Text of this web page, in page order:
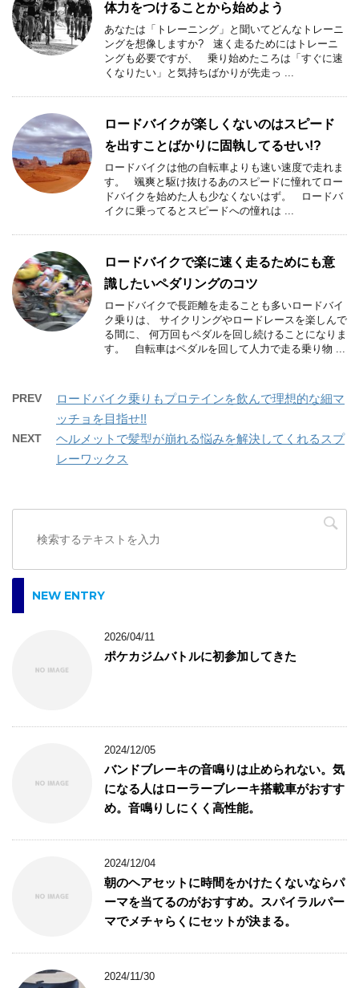
体力をつけることから始めよう
あなたは「トレーニング」と聞いてどんなトレーニ
ングを想像しますか? 速く走るためにはトレーニ
ングも必要ですが、 乗り始めたころは「すぐに速
くなりたい」と気持ちばかりが先走っ ...
ロードバイクが楽しくないのはスピード
を出すことばかりに固執してるせい!?
ロードバイクは他の自転車よりも速い速度で走れま
す。 颯爽と駆け抜けるあのスピードに憧れてロー
ドバイクを始めた人も少なくないはず。 ロードバ
イクに乗ってるとスピードへの憧れは ...
ロードバイクで楽に速く走るためにも意
識したいペダリングのコツ
ロードバイクで長距離を走ることも多いロードバイ
ク乗りは、 サイクリングやロードレースを楽しんで
る間に、 何万回もペダルを回し続けることになりま
す。 自転車はペダルを回して人力で走る乗り物 ...
PREV
ロードバイク乗りもプロテインを飲んで理想的な細マ
ッチョを目指せ!!
NEXT
ヘルメットで髪型が崩れる悩みを解決してくれるスプ
レーワックス
NEW ENTRY
2026/04/11
ポケカジムバトルに初参加してきた
2024/12/05
バンドブレーキの音鳴りは止められない。気
になる人はローラーブレーキ搭載車がおすす
め。音鳴りしにくく高性能。
2024/12/04
朝のヘアセットに時間をかけたくないならパ
ーマを当てるのがおすすめ。スパイラルパー
マでメチャらくにセットが決まる。
2024/11/30